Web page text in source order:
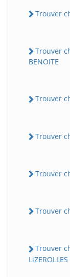
Trouver
Trouver
BENOiTE
Trouver
Trouver
Trouver
Trouver
Trouver
LiZEROLLES